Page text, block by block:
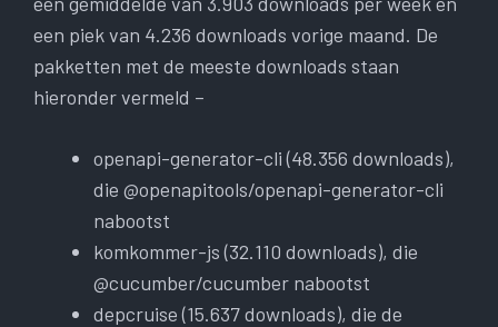
een piek van 4.236 downloads vorige maand. De
pakketten met de meeste downloads staan ​​
hieronder vermeld –
openapi-generator-cli (48.356 downloads),
die @openapitools/openapi-generator-cli
nabootst
komkommer-js (32.110 downloads), die
@cucumber/cucumber nabootst
depcruise (15.637 downloads), die de